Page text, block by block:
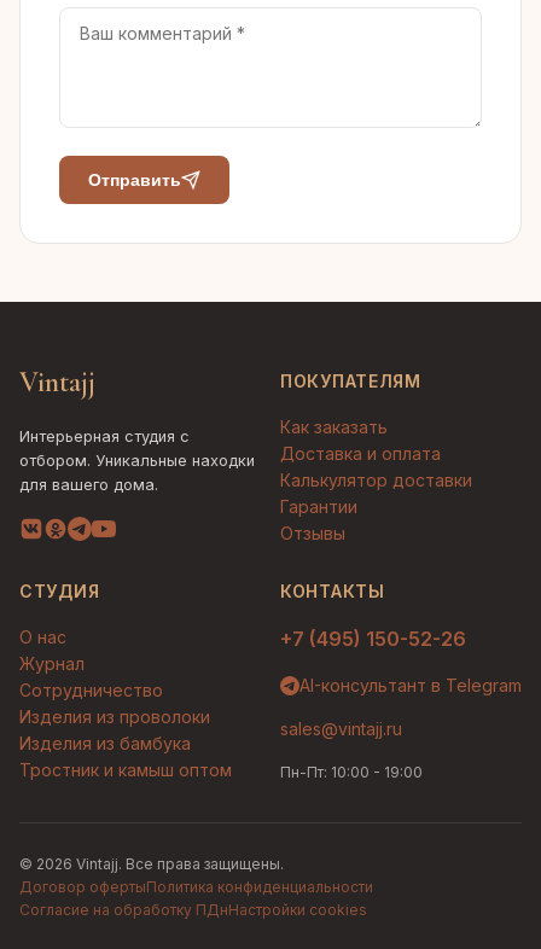
Отправить
Vintajj
Интерьерная студия с
отбором. Уникальные находки
для вашего дома.
ПОКУПАТЕЛЯМ
Как заказать
Доставка и оплата
Калькулятор доставки
Гарантии
Отзывы
СТУДИЯ
О нас
Журнал
Сотрудничество
Изделия из проволоки
Изделия из бамбука
Тростник и камыш оптом
КОНТАКТЫ
+7 (495) 150-52-26
AI-консультант в Telegram
sales@vintajj.ru
Пн-Пт: 10:00 - 19:00
© 2026 Vintajj. Все права защищены.
Договор офертыПолитика конфиденциальности
Согласие на обработку ПДнНастройки cookies